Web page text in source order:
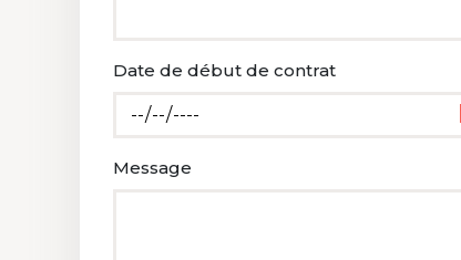
Date de début de contrat
Message